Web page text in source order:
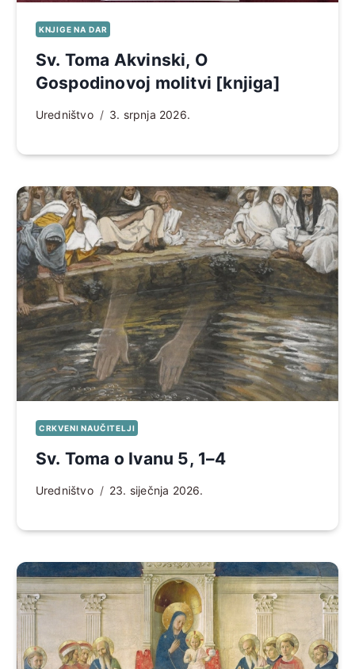
KNJIGE NA DAR
Sv. Toma Akvinski, O
Gospodinovoj molitvi [knjiga]
Uredništvo 3. srpnja 2026.
CRKVENI NAUČITELJI
Sv. Toma o Ivanu 5, 1–4
Uredništvo 23. siječnja 2026.